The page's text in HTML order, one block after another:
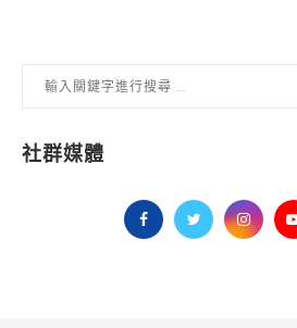
社群媒體